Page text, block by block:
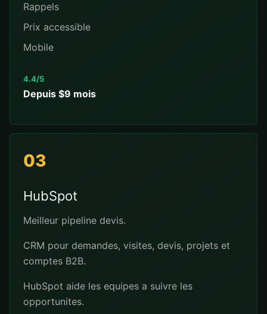
Rappels
Prix accessible
Mobile
4.4/5
Depuis $9 mois
03
HubSpot
Meilleur pipeline devis.
CRM pour demandes, visites, devis, projets et
comptes B2B.
HubSpot aide les equipes a suivre les
opportunites.